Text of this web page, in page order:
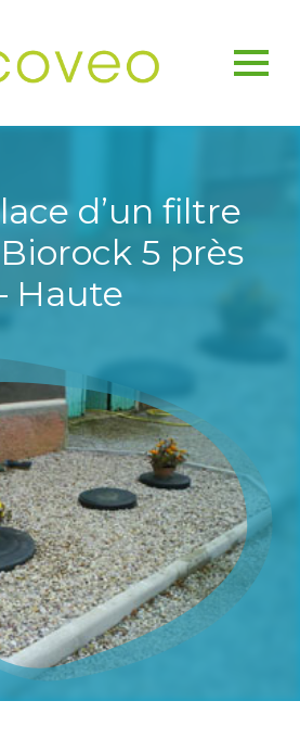
d’un filtre
5 près
Haute